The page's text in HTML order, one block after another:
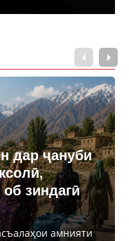
дар ҷануби
зиндагӣ
амнияти